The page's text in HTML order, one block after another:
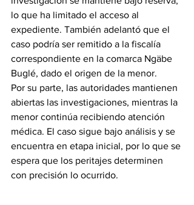
lo que ha limitado el acceso al
expediente. También adelantó que el
caso podría ser remitido a la fiscalía
correspondiente en la comarca Ngäbe
Buglé, dado el origen de la menor.
Por su parte, las autoridades mantienen
abiertas las investigaciones, mientras la
menor continúa recibiendo atención
médica. El caso sigue bajo análisis y se
encuentra en etapa inicial, por lo que se
espera que los peritajes determinen
con precisión lo ocurrido.